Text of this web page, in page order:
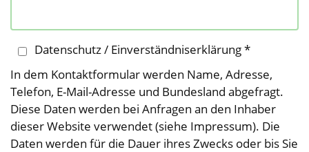
Datenschutz / Einverständniserklärung *
In dem Kontaktformular werden Name, Adresse,
Telefon, E-Mail-Adresse und Bundesland abgefragt.
Diese Daten werden bei Anfragen an den Inhaber
dieser Website verwendet (siehe Impressum). Die
Daten werden für die Dauer ihres Zwecks oder bis Sie